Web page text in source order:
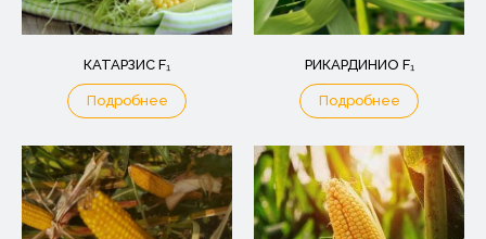
КАТАРЗИС F₁
Подробнее
РИКАРДИНИО F₁
Подробнее